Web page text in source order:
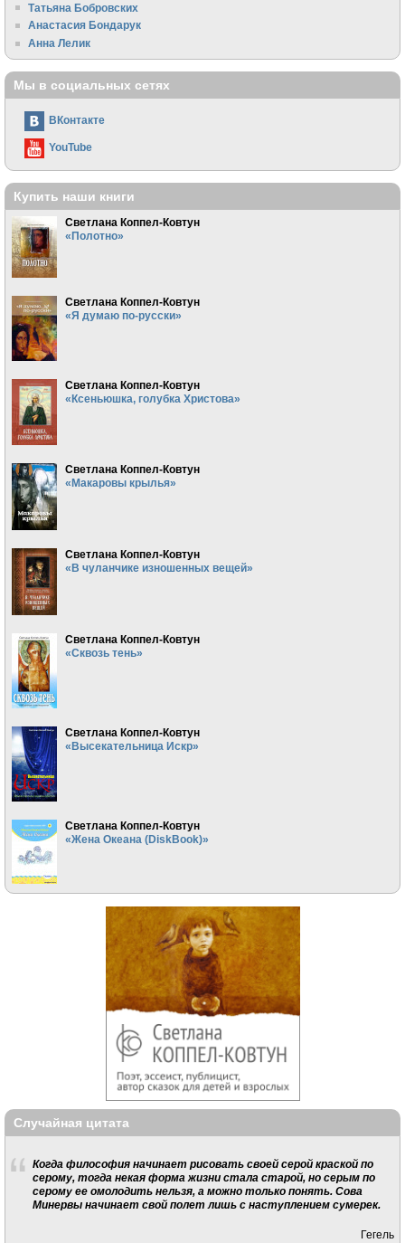
Татьяна Бобровских
Анастасия Бондарук
Анна Лелик
Мы в социальных сетях
ВКонтакте
YouTube
Купить наши книги
Светлана Коппел-Ковтун
«Полотно»
Светлана Коппел-Ковтун
«Я думаю по-русски»
Светлана Коппел-Ковтун
«Ксеньюшка, голубка Христова»
Светлана Коппел-Ковтун
«Макаровы крылья»
Светлана Коппел-Ковтун
«В чуланчике изношенных вещей»
Светлана Коппел-Ковтун
«Сквозь тень»
Светлана Коппел-Ковтун
«Высекательница Искр»
Светлана Коппел-Ковтун
«Жена Океана (DiskBook)»
Случайная цитата
Когда философия начинает рисовать своей серой краской по
серому, тогда некая форма жизни стала старой, но серым по
серому ее омолодить нельзя, а можно только понять. Сова
Минервы начинает свой полет лишь с наступлением сумерек.
Гегель